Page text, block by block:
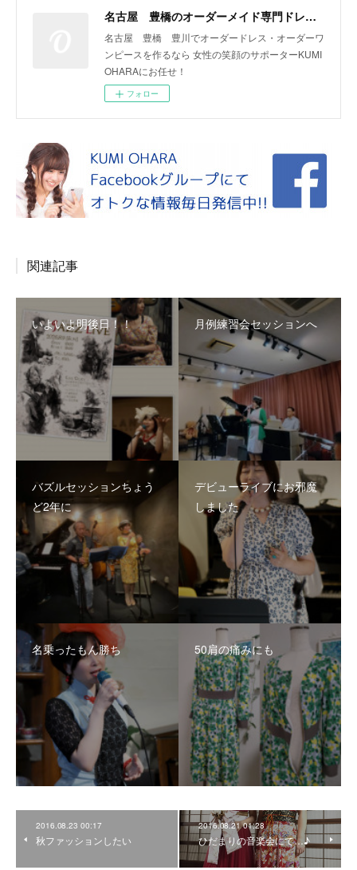
名古屋 豊橋のオーダーメイド専門ドレスデザイナー KUMI OHARA
名古屋 豊橋 豊川でオーダードレス・オーダーワ
ンピースを作るなら 女性の笑顔のサポーターKUMI
OHARAにお任せ！
フォロー
関連記事
いよいよ明後日！！ 月例練習会セッションへ
バズルセッションちょう
ど2年に
デビューライブにお邪魔
しました
名乗ったもん勝ち 50肩の痛みにも
2016.08.23 00:17
秋ファッションしたい
2016.08.21 01:28
ひだまりの音楽会にて…♪